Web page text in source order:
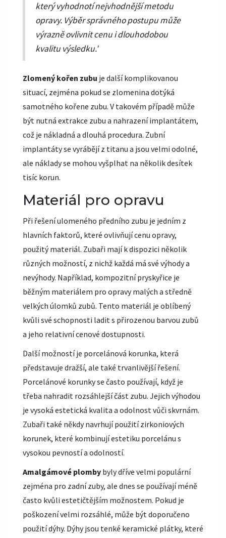
který vyhodnotí nejvhodnější metodu
opravy. Výběr správného postupu může
výrazně ovlivnit cenu i dlouhodobou
kvalitu výsledku.'
Zlomený kořen zubu je další komplikovanou
situací, zejména pokud se zlomenina dotýká
samotného kořene zubu. V takovém případě může
být nutná extrakce zubu a nahrazení implantátem,
což je nákladná a dlouhá procedura. Zubní
implantáty se vyrábějí z titanu a jsou velmi odolné,
ale náklady se mohou vyšplhat na několik desítek
tisíc korun.
Materiál pro opravu
Při řešení ulomeného předního zubu je jedním z
hlavních faktorů, které ovlivňují cenu opravy,
použitý materiál. Zubaři mají k dispozici několik
různých možností, z nichž každá má své výhody a
nevýhody. Například, kompozitní pryskyřice je
běžným materiálem pro opravy malých a středně
velkých úlomků zubů. Tento materiál je oblíbený
kvůli své schopnosti ladit s přirozenou barvou zubů
a jeho relativní cenové dostupnosti.
Další možností je porcelánová korunka, která
představuje dražší, ale také trvanlivější řešení.
Porcelánové korunky se často používají, když je
třeba nahradit rozsáhlejší část zubu. Jejich výhodou
je vysoká estetická kvalita a odolnost vůči skvrnám.
Zubaři také někdy navrhují použití zirkoniových
korunek, které kombinují estetiku porcelánu s
vysokou pevností a odolností.
Amalgámové plomby byly dříve velmi populární
zejména pro zadní zuby, ale dnes se používají méně
často kvůli estetičtějším možnostem. Pokud je
poškození velmi rozsáhlé, může být doporučeno
použití dýhy. Dýhy jsou tenké keramické plátky, které